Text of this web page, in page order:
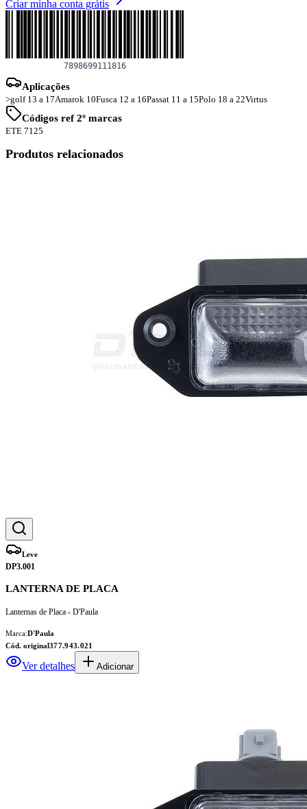
Criar minha conta grátis
Aplicações
>golf 13 a 17Amarok 10Fusca 12 a 16Passat 11 a 15Polo 18 a 22Virtus
Códigos ref 2º marcas
ETE 7125
Produtos relacionados
Leve
DP3.001
LANTERNA DE PLACA
Lanternas de Placa - D'Paula
Marca:D'Paula
Cód. original377.943.021
Ver detalhes Adicionar